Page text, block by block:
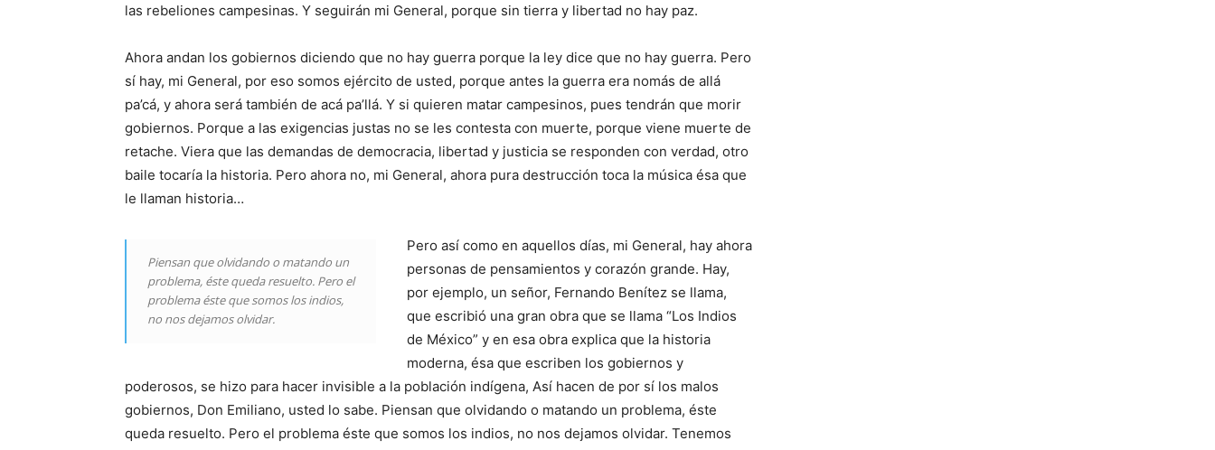
las rebeliones campesinas. Y seguirán mi General, porque sin tierra y libertad no hay paz.
Ahora andan los gobiernos diciendo que no hay guerra porque la ley dice que no hay guerra. Pero
sí hay, mi General, por eso somos ejército de usted, porque antes la guerra era nomás de allá
pa’cá, y ahora será también de acá pa’llá. Y si quieren matar campesinos, pues tendrán que morir
gobiernos. Porque a las exigencias justas no se les contesta con muerte, porque viene muerte de
retache. Viera que las demandas de democracia, libertad y justicia se responden con verdad, otro
baile tocaría la historia. Pero ahora no, mi General, ahora pura destrucción toca la música ésa que
le llaman historia…
Piensan que olvidando o matando un
problema, éste queda resuelto. Pero el
problema éste que somos los indios,
no nos dejamos olvidar.
Pero así como en aquellos días, mi General, hay ahora
personas de pensamientos y corazón grande. Hay,
por ejemplo, un señor, Fernando Benítez se llama,
que escribió una gran obra que se llama “Los Indios
de México” y en esa obra explica que la historia
moderna, ésa que escriben los gobiernos y
poderosos, se hizo para hacer invisible a la población indígena, Así hacen de por sí los malos
gobiernos, Don Emiliano, usted lo sabe. Piensan que olvidando o matando un problema, éste
queda resuelto. Pero el problema éste que somos los indios, no nos dejamos olvidar. Tenemos